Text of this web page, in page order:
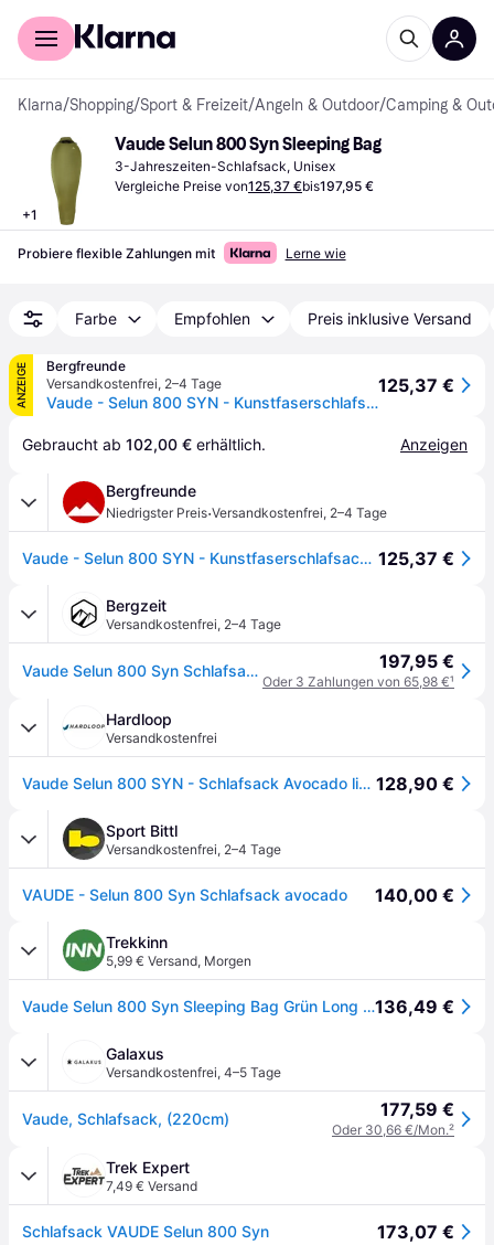
Für Shopper
Klarna/Shopping/Sport & Freizeit/Angeln & Outdoor/Camping &
+1
Vaude Selun 800 Syn Sleeping Bag
3-Jahreszeiten-Schlafsack, Unisex
Vergleiche Preise von125,37 €bis197,95 €
Probiere flexible Zahlungen mit Lerne wie
Farbe Empfohlen Preis inklusive Versand
ANZEIGE
Bergfreunde
Versandkostenfrei, 2–4 Tage
Vaude - Selun 800 SYN - Kunstfaserschlafsack Gr 220 x 80 x 50 cm avocado
125,37 €
Gebraucht ab 102,00 € erhältlich. Anzeigen
Bergfreunde
Niedrigster Preis·Versandkostenfrei, 2–4 Tage
Vaude - Selun 800 SYN - Kunstfaserschlafsack Gr 220 x 80 x 50 cm avocado 125,37 €
Bergzeit
Versandkostenfrei, 2–4 Tage
Vaude Selun 800 Syn Schlafsack 197,95 €
Oder 3 Zahlungen von 65,98 €¹
Hardloop
Versandkostenfrei
Vaude Selun 800 SYN - Schlafsack Avocado linke Öffnung 128,90 €
Sport Bittl
Versandkostenfrei, 2–4 Tage
VAUDE - Selun 800 Syn Schlafsack avocado 140,00 €
Trekkinn
5,99 € Versand, Morgen
Vaude Selun 800 Syn Sleeping Bag Grün Long / Left Zipper136,49 €
Galaxus
Versandkostenfrei, 4–5 Tage
Vaude, Schlafsack, (220cm) 177,59 €
Oder 30,66 €/Mon.²
Trek Expert
7,49 € Versand
Schlafsack VAUDE Selun 800 Syn 173,07 €